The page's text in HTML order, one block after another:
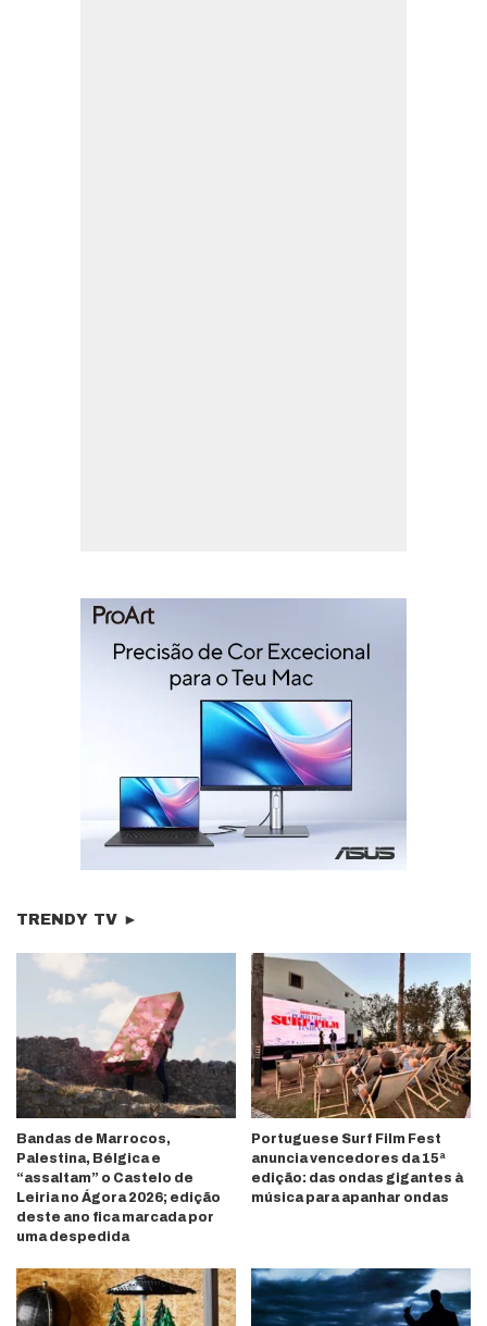
TRENDY TV ►
Bandas de Marrocos,
Palestina, Bélgica e
“assaltam” o Castelo de
Leiria no Ágora 2026; edição
deste ano fica marcada por
uma despedida
Portuguese Surf Film Fest
anuncia vencedores da 15ª
edição: das ondas gigantes à
música para apanhar ondas